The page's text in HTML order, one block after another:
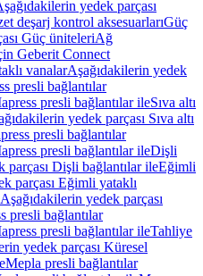
yedek parçası
deşarj kontrol aksesuarlarıGüç
Güç üniteleriAğ
Geberit Connect
vanalarAşağıdakilerin yedek
presli bağlantılar
presli bağlantılar ileSıva altı
yedek parçası Sıva altı
presli bağlantılar
presli bağlantılar ileDişli
parçası Dişli bağlantılar ileEğimli
parçası Eğimli yataklı
Aşağıdakilerin yedek parçası
presli bağlantılar
presli bağlantılar ileTahliye
yedek parçası Küresel
Mepla presli bağlantılar